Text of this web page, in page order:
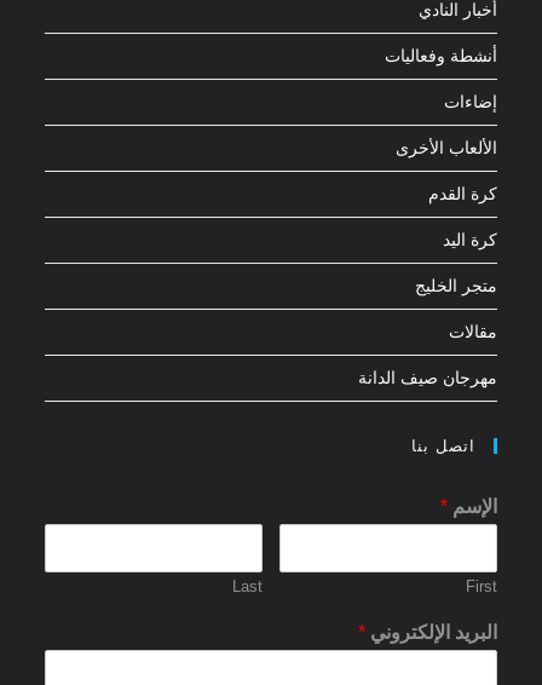
أخبار النادي
أنشطة وفعاليات
إضاءات
الألعاب الأخرى
كرة القدم
كرة اليد
متجر الخليج
مقالات
مهرجان صيف الدانة
اتصل بنا
الإسم*
First
Last
البريد الإلكتروني*